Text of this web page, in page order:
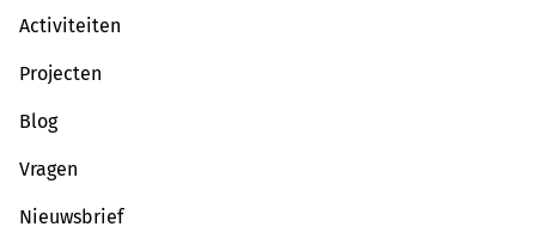
Activiteiten
Projecten
Blog
Vragen
Nieuwsbrief